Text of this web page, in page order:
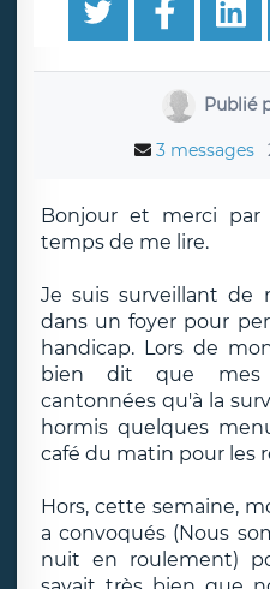
Publié
3 messages
Bonjour et merci par
temps de me lire.
Je suis surveillant de
dans un foyer pour
handicap. Lors de
bien dit que mes
cantonnées qu'à la
hormis quelques
café du matin pour les
Hors, cette semaine,
a convoqués (Nous
nuit en roulement)